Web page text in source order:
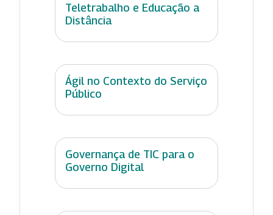
Teletrabalho e Educação a
Distância
Ágil no Contexto do Serviço
Público
Governança de TIC para o
Governo Digital